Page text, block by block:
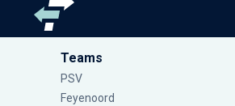
Teams
PSV
Feyenoord